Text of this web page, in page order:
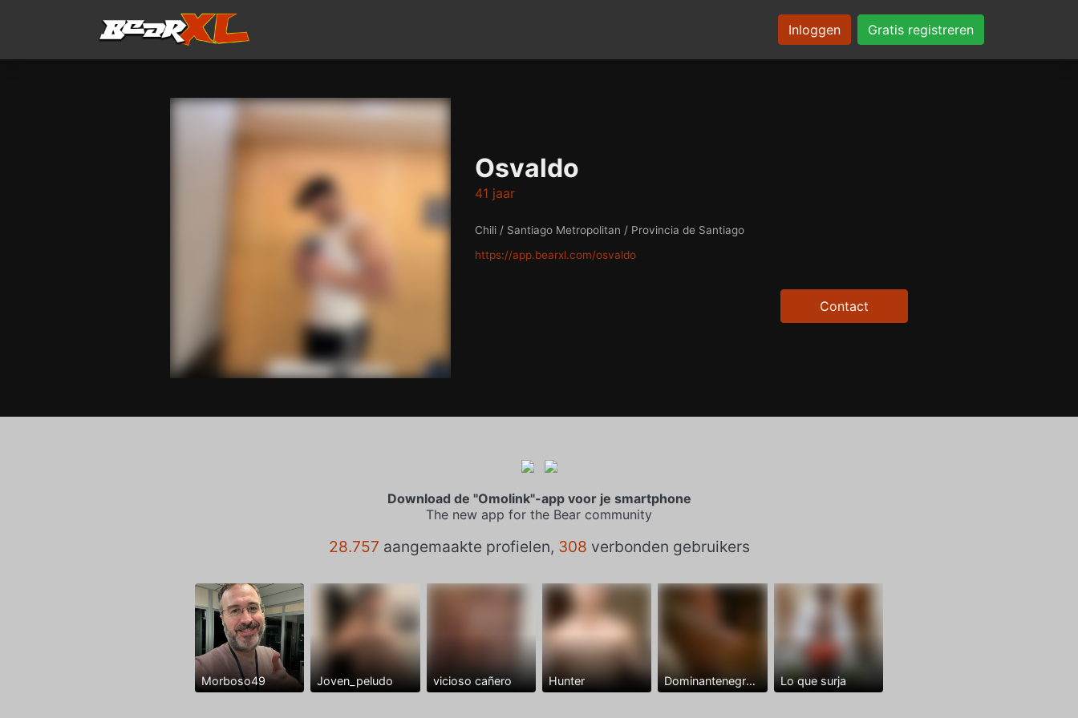
Inloggen Gratis registreren
Osvaldo
41 jaar
Chili / Santiago Metropolitan / Provincia de Santiago
https://app.bearxl.com/osvaldo
Contact
Download de "Omolink"-app voor je smartphone
The new app for the Bear community
28.757 aangemaakte profielen, 308 verbonden gebruikers
Morboso49 Joven_peludo vicioso cañero Hunter Dominantenegro ya Lo que surja